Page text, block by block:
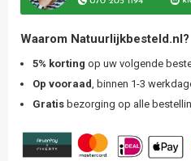
Waarom Natuurlijkbesteld.nl?
5% korting op uw volgende
Op vooraad
, binnen 1-3
Gratis bezorging op alle